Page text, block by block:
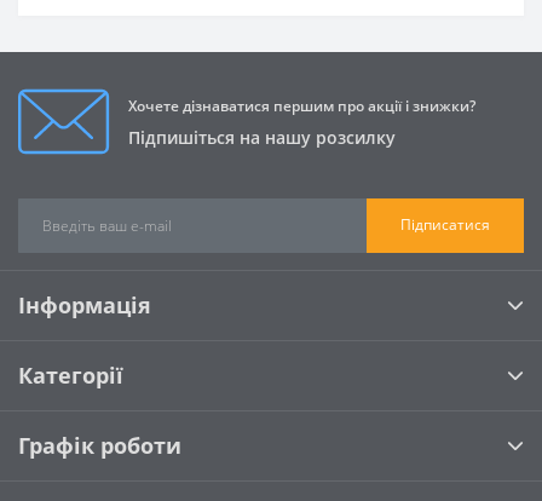
Хочете дізнаватися першим про акції і знижки?
Підпишіться на нашу розсилку
Підписатися
Інформація
Категорії
Графік роботи